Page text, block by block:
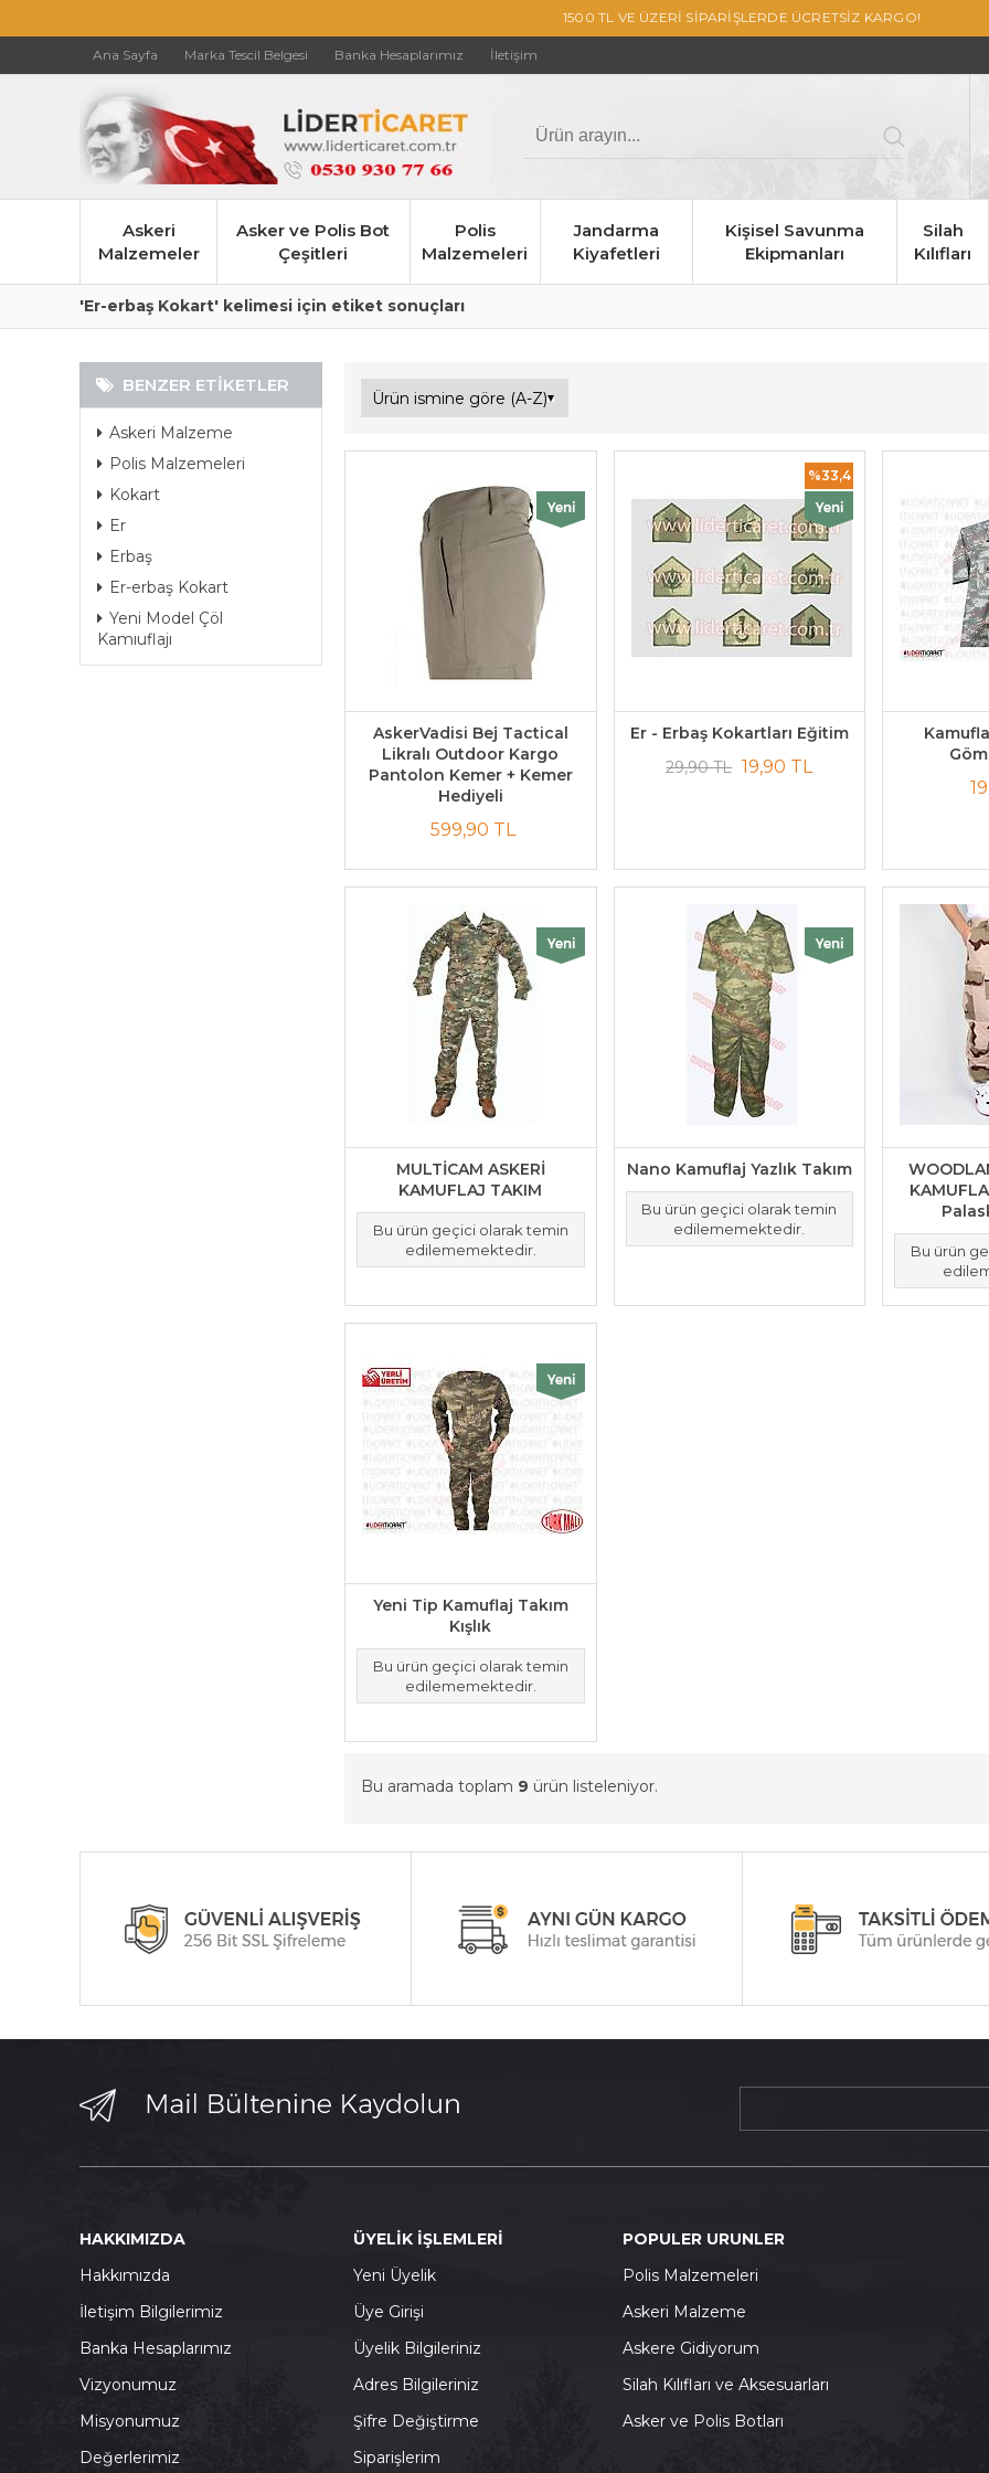
1500 TL VE ÜZERİ SİPARİŞLERDE ÜCRETSİZ KARGO!
Ana Sayfa Marka Tescil Belgesi Banka Hesaplarımız İletişim
Askeri
Malzemeler
Asker ve Polis Bot
Çeşitleri
Polis
Malzemeleri
Jandarma
Kiyafetleri
Kişisel Savunma
Ekipmanları
Silah
Kılıfları
'Er-erbaş Kokart' kelimesi için etiket sonuçları
BENZER ETIKETLER
Askeri Malzeme
Polis Malzemeleri
Kokart
Er
Erbaş
Er-erbaş Kokart
Yeni Model Çöl
Kamıuflajı
AskerVadisi Bej Tactical
Likralı Outdoor Kargo
Pantolon Kemer + Kemer
Hediyeli
599,90 TL
Er - Erbaş Kokartları Eğitim
29,90 TL 19,90 TL
%33,4
MULTİCAM ASKERİ
KAMUFLAJ TAKIM
Bu ürün geçici olarak temin
edilememektedir.
Nano Kamuflaj Yazlık Takım
Bu ürün geçici olarak temin
edilememektedir.
Bu ürün
Yeni Tip Kamuflaj Takım
Kışlık
Bu ürün geçici olarak temin
edilememektedir.
Bu aramada toplam 9 ürün listeleniyor.
HAKKIMIZDA ÜYELİK İŞLEMLERİ
POPULER URUNLER
Hakkımızda
Yeni Üyelik Polis Malzemeleri
İletişim Bilgilerimiz
Üye Girişi Askeri Malzeme
Banka Hesaplarımız
Üyelik Bilgileriniz Askere Gidiyorum
Vizyonumuz
Adres Bilgileriniz Silah Kılıfları ve Aksesuarları
Misyonumuz
Şifre Değiştirme Asker ve Polis Botları
Değerlerimiz
Siparişlerim